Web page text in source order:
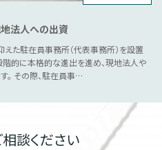
法人への出資
た駐在員事務所（代表事務所）を設置
階的に本格的な進出を進め、現地法人や
。 その際、駐在員事…
談ください